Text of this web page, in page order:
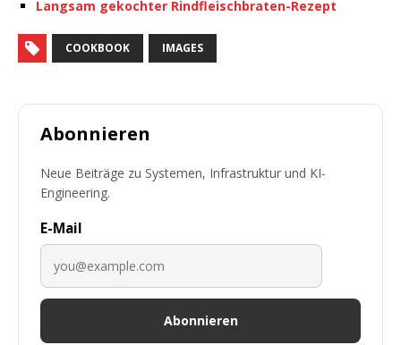
Langsam gekochter Rindfleischbraten-Rezept
COOKBOOK IMAGES
Abonnieren
Neue Beiträge zu Systemen, Infrastruktur und KI-
Engineering.
E-Mail
Abonnieren